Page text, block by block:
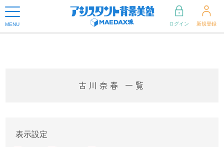
MENU ログイン 新規登録
古川奈春 一覧
表示設定